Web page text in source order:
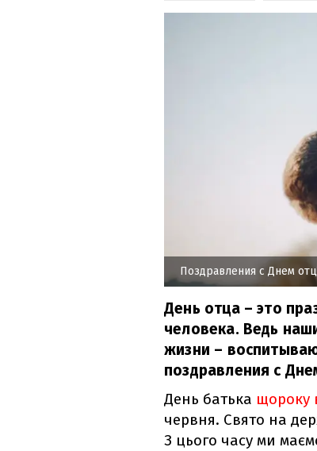
Поздравления с Днем
День отца – это
человека. Ведь
жизни –
поздравления с
День батька щороку
червня. Свято на
З цього часу ми